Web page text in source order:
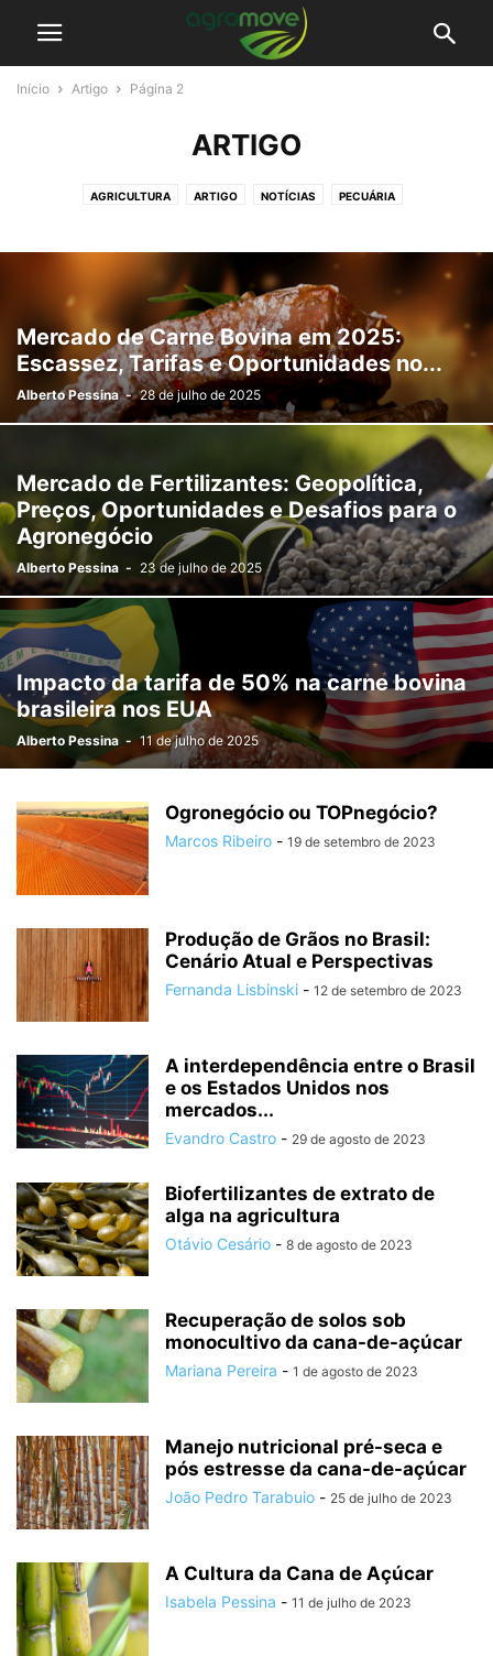
Início Artigo Página 2
ARTIGO
AGRICULTURA ARTIGO NOTÍCIAS PECUÁRIA
Mercado de Carne Bovina em 2025:
Escassez, Tarifas e Oportunidades no...
Alberto Pessina - 28 de julho de 2025
Mercado de Fertilizantes: Geopolítica,
Preços, Oportunidades e Desafios para o
Agronegócio
Alberto Pessina - 23 de julho de 2025
Impacto da tarifa de 50% na carne bovina
brasileira nos EUA
Alberto Pessina - 11 de julho de 2025
Ogronegócio ou TOPnegócio?
Marcos Ribeiro - 19 de setembro de 2023
Produção de Grãos no Brasil:
Cenário Atual e Perspectivas
Fernanda Lisbinski - 12 de setembro de 2023
A interdependência entre o Brasil
e os Estados Unidos nos
mercados...
Evandro Castro - 29 de agosto de 2023
Biofertilizantes de extrato de
alga na agricultura
Otávio Cesário - 8 de agosto de 2023
Recuperação de solos sob
monocultivo da cana-de-açúcar
Mariana Pereira - 1 de agosto de 2023
Manejo nutricional pré-seca e
pós estresse da cana-de-açúcar
João Pedro Tarabuio - 25 de julho de 2023
A Cultura da Cana de Açúcar
Isabela Pessina - 11 de julho de 2023